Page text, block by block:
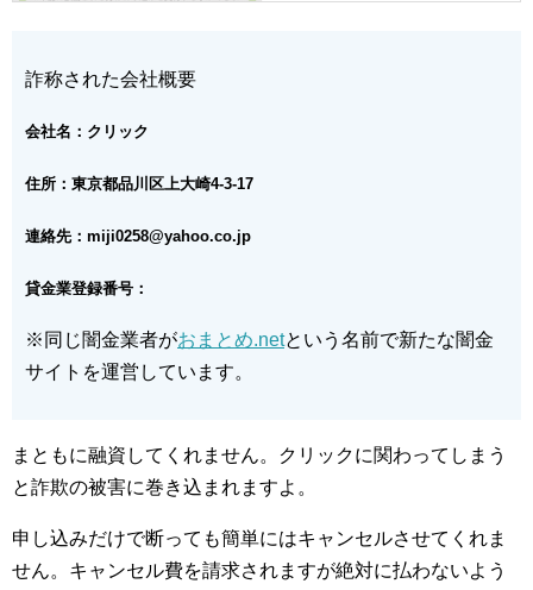
詐称された会社概要
会社名：クリック
住所：東京都品川区上大崎4-3-17
連絡先：miji0258@yahoo.co.jp
貸金業登録番号：
※同じ闇金業者がおまとめ.netという名前で新たな闇金
サイトを運営しています。
まともに融資してくれません。クリックに関わってしまう
と詐欺の被害に巻き込まれますよ。
申し込みだけで断っても簡単にはキャンセルさせてくれま
せん。キャンセル費を請求されますが絶対に払わないよう